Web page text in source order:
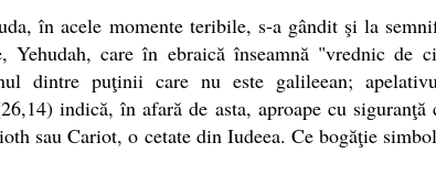
în acele momente teribile, s-a gândit şi la
Yehudah, care în ebraică înseamnă "vrednic de
dintre puţinii care nu este galileean;
indică, în afară de asta, aproape cu siguranţă
sau Cariot, o cetate din Iudeea. Ce bogăţie